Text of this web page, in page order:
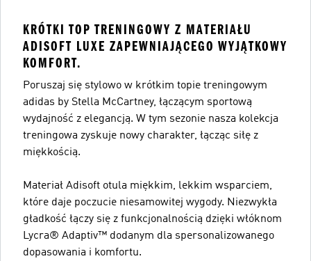
KRÓTKI TOP TRENINGOWY Z MATERIAŁU
ADISOFT LUXE ZAPEWNIAJĄCEGO WYJĄTKOWY
KOMFORT.
Poruszaj się stylowo w krótkim topie treningowym
adidas by Stella McCartney, łączącym sportową
wydajność z elegancją. W tym sezonie nasza kolekcja
treningowa zyskuje nowy charakter, łącząc siłę z
miękkością.
Materiał Adisoft otula miękkim, lekkim wsparciem,
które daje poczucie niesamowitej wygody. Niezwykła
gładkość łączy się z funkcjonalnością dzięki włóknom
Lycra® Adaptiv™ dodanym dla spersonalizowanego
dopasowania i komfortu.